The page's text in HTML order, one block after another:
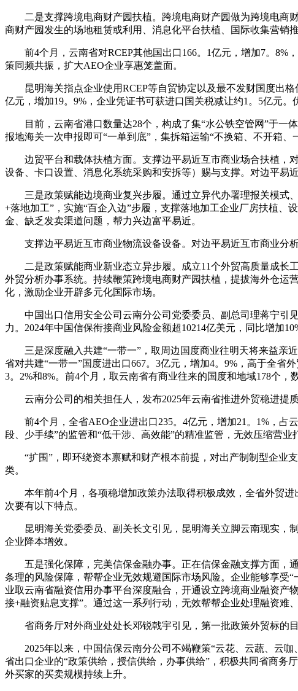
二是支撑跨境电商财产园扶植。跨境电商财产园做为跨境电商
商财产园发生的场地租赁或利用、消息化平台扶植、国际收集营销
前4个月，云南省对RCEP其他国出口166。1亿元，增加7。8%
策同频共振，扩大AEO企业享惠笼盖面。
昆明海关指点企业使用RCEP等自贸协定以及最不发财国度出格
亿元，增加19。9%，企业凭证书可获进口国关税减让约1。5亿元
目前，云南省港口数量达28个，构成了集“水公铁空管网”于一
报地海关一次申报即可“一单到底”，集拆箱运输“不换箱、不开箱、
边贸平台和载体扶植方面。支撑边平易近互市商业场合扶植，
设备、卡口设置、消息化系统采购和安拆等）赐与支撑。对边平易
三是政策赋能边境商业复兴步履。通过立异代办署理报关模式、
+落地加工”，实施“百企入边”步履，支撑落地加工企业厂房扶植
金、缺乏发卖渠道问题，帮力兴边富平易近。
支撑边平易近互市商业物流设备设备。对边平易近互市商业分析
二是政策赋能商业新业态立异步履。成立11个外贸高质量成长
外贸分析办事系统。持续鞭策跨境电商财产园扶植，提拔海外仓运
化，激励企业开辟多元化国际市场。
中国出口信用安全公司云南分公司党委委员、副总司理蒋宁引
力。2024年中国信保衔接商业风险金额超10214亿美元，同比增加
三是深度融入共建“一带一”，取周边国度商业往明天将来益亲近
省对共建“一带一”国度进出口667。3亿元，增加4。9%，高于全省
3。2%和8%。前4个月，取云南省有商业往来的国度和地域178个，
云南分公司的相关担任人，发布2025年云南省推进外贸稳进提
前4个月，全省AEO企业进出口235。4亿元，增加21。1%，占云
段、少手续”的监管和“低干涉、高效能”的精准监管，无效压缩营业
“扩围”，即环绕资本禀赋和财产根本前提，对出产制制型企业支
类。
本年前4个月，各项稳增加政策办法取得积极成效，全省外贸进出
次要有以下特点。
昆明海关党委委员、副关长文引见，昆明海关立脚云南现实，制
企业降本增效。
五是强化保障，完美信保金融办事。正在信保金融支撑方面，通
条理的风险保障，帮帮企业无效规避国际市场风险。企业能够享受
业取云南省融资信用办事平台深度融合，开通设立跨境商业融资产
接+融资贴息支撑”。通过这一系列行动，无效帮帮企业处理融资难
省商务厅对外商业处处长邓锐戟宇引见，第一批政策外贸标的目
2025年以来，中国信保云南分公司不竭鞭策“云花、云蔬、云咖
省出口企业的“政策供给，授信供给，办事供给”，积极共同省商
外买家的买卖规模持续上升。